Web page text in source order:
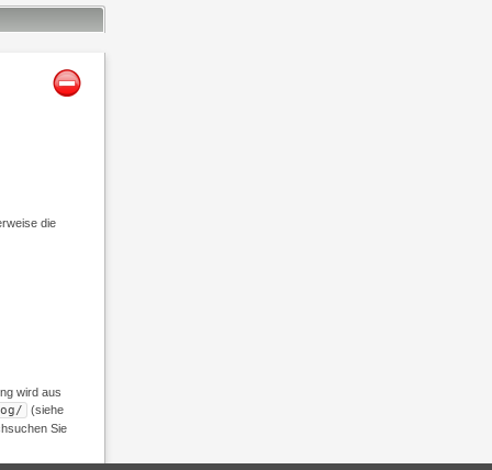
die
wird aus
(siehe
Sie